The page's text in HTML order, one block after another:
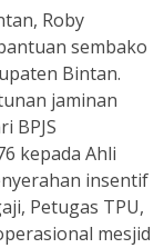
Roby
sembako
Bintan.
jaminan
BPJS
kepada Ahli
insentif
Petugas TPU,
mesjid